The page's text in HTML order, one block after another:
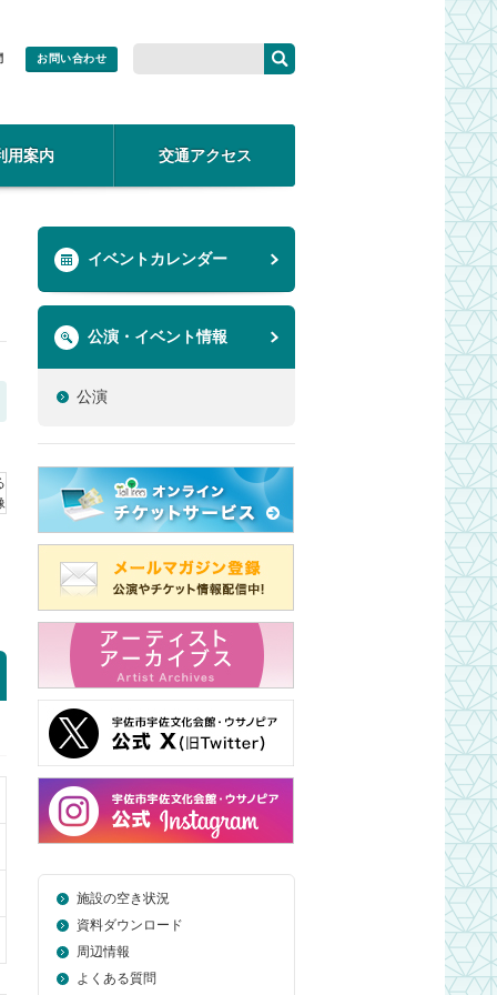
お問い合わせ
用案内 交通アクセス
イベントカレンダー
公演・イベント情報
公演
施設の空き状況
資料ダウンロード
周辺情報
よくある質問